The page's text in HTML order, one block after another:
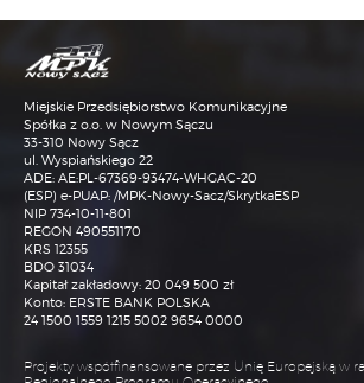
Sp. z o.o. w Nowym Sączu z siedzibą
2)
jest pod numerem tel. nr. 18 473-68-93
iod@mpk.nowysacz.pl
3) Przetwarzanie Pani/Pana danych
odbywać na podstawie art.6 RODO i w
marketingowym. W przypadku
Administratora korespondencji e-
osobowe zawarte w tej korespondencji
wyłącznie w celu komunikacji i
korespondencji kierowanej do niego
prowadzoną działalnością
przetwarza jedynie dane osobowe
4) Rozmowy telefoniczne mogą być
takim wypadku, na początku
Miejskie Przedsiębiorstwo Komunikacyjne
Spółka z o.o. w Nowym Sączu
33-310 Nowy Sącz
ul. Wyspiańskiego 22
ADE: AE:PL-67369-93474-WHGAC-20
(ESP) e-PUAP: /MPK-Nowy-Sacz/SkrytkaESP
NIP 734-10-11-801
REGON 490551170
KRS 12355
BDO 31034
Kapitał zakładowy: 20 049 500 zł
Konto: ERSTE BANK POLSKA
24 1500 1559 1215 5002 9654 0000
Projekty współfinansowane przez Unię Europejską w